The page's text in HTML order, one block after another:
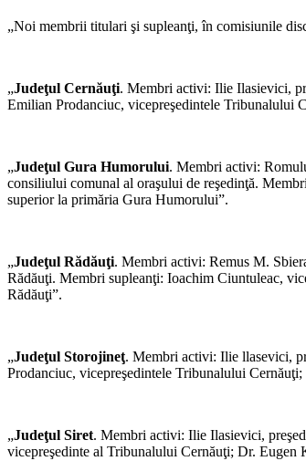
„Noi membrii titulari şi supleanţi, în comisiunile
„Judeţul Cernăuţi. Membri activi: Ilie Ilasievici,
Emilian Prodanciuc, vicepreşedintele Tribunalului
„Judeţul Gura Humorului. Membri activi:
consiliului comunal al oraşului de reşedinţă.
superior la primăria Gura Humorului”.
„Judeţul Rădăuţi. Membri activi: Remus M.
Rădăuţi. Membri supleanţi: Ioachim Ciuntuleac,
Rădăuţi”.
„Judeţul Storojineţ. Membri activi: Ilie llasevici,
Prodanciuc, vicepreşedintele Tribunalului
„Judeţul Siret. Membri activi: Ilie Ilasievici,
vicepreşedinte al Tribunalului Cernăuţi; Dr.